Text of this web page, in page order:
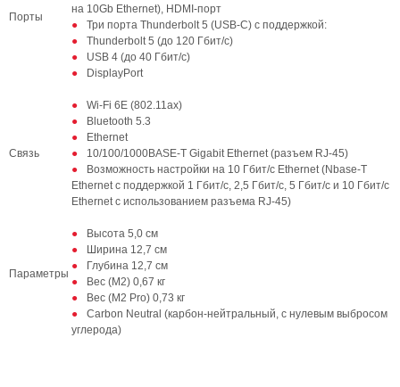
Порты
на 10Gb Ethernet), HDMI-порт
Три порта Thunderbolt 5 (USB-C) с поддержкой:
Thunderbolt 5 (до 120 Гбит/с)
USB 4 (до 40 Гбит/с)
DisplayPort
Связь
Wi-Fi 6E (802.11ax)
Bluetooth 5.3
Ethernet
10/100/1000BASE-T Gigabit Ethernet (разъем RJ-45)
Возможность настройки на 10 Гбит/с Ethernet (Nbase-T
Ethernet с поддержкой 1 Гбит/с, 2,5 Гбит/с, 5 Гбит/с и 10 Гбит/с
Ethernet с использованием разъема RJ-45)
Параметры
Высота 5,0 см
Ширина 12,7 см
Глубина 12,7 см
Вес (M2) 0,67 кг
Вес (M2 Pro) 0,73 кг
Carbon Neutral (карбон-нейтральный, с нулевым выбросом
углерода)